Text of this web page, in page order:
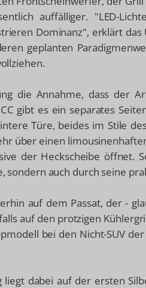
auffälliger. "LED-
Dominanz", erklärt das
geplanten
die Annahme, dass der
gibt es ein separates
Türe, beides im Stile
über einen
der Heckscheibe öffnet.
sondern auch durch seine
auf dem Passat, der -
auf den protzigen
bei den Nicht-SUV
dabei auf der ersten